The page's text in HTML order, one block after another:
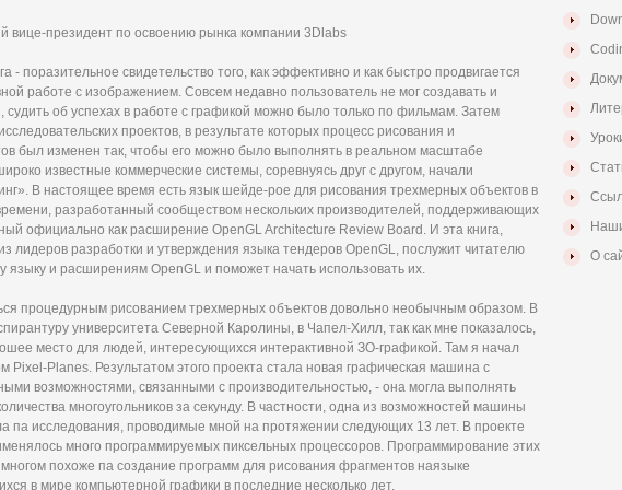
вице-президент по освоению рынка компании 3Dlabs
- поразительное свидетельство того, как эффективно и как быстро продвигается
работе с изображением. Совсем недавно пользователь не мог создавать и
судить об успехах в работе с графикой можно было только по фильмам. Затем
проектов, в результате которых процесс рисования и
был изменен так, чтобы его можно было выполнять в реальном масштабе
известные коммерческие системы, соревнуясь друг с другом, начали
В настоящее время есть язык шейде-poe для рисования трехмерных объектов в
разработанный сообществом нескольких производителей, поддерживающих
официально как расширение OpenGL Architecture Review Board. И эта книга,
лидеров разработки и утверждения языка тендеров OpenGL, послужит читателю
языку и расширениям OpenGL и поможет начать использовать их.
процедурным рисованием трехмерных объектов довольно необычным образом. В
университета Северной Каролины, в Чапел-Хилл, так как мне показалось,
место для людей, интересующихся интерактивной ЗО-графикой. Там я начал
Pixel-Planes. Результатом этого проекта стала новая графическая машина с
возможностями, связанными с производительностью, - она могла выполнять
многоугольников за секунду. В частности, одна из возможностей машины
па исследования, проводимые мной на протяжении следующих 13 лет. В проекте
много программируемых пиксельных процессоров. Программирование этих
похоже па создание программ для рисования фрагментов наязыке
в мире компьютерной графики в последние несколько лет.
О